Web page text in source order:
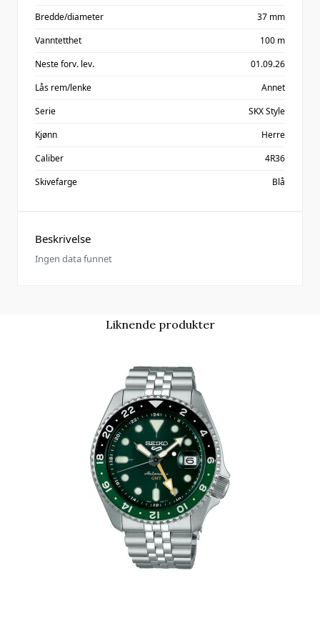
Beskrivelse
Ingen data funnet
Bredde/diameter
37 mm
Vanntetthet
100 m
Neste forv. lev.
01.09.26
Lås rem/lenke
Annet
Serie
SKX Style
Kjønn
Herre
Caliber
4R36
Skivefarge
Blå
Liknende produkter